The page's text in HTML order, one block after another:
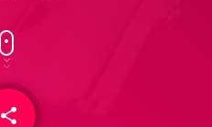
share
email